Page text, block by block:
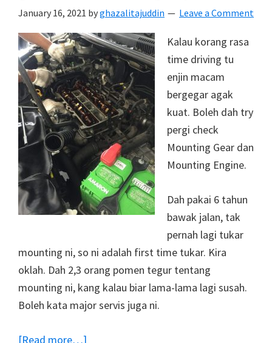
January 16, 2021 byghazalitajuddin Leave a Comment
Kalau korang rasa
time driving tu
enjin macam
bergegar agak
kuat. Boleh dah try
pergi check
Mounting Gear dan
Mounting Engine.
Dah pakai 6 tahun
bawak jalan, tak
pernah lagi tukar
mounting ni, so ni adalah first time tukar. Kira
oklah. Dah 2,3 orang pomen tegur tentang
mounting ni, kang kalau biar lama-lama lagi susah.
Boleh kata major servis juga ni.
[Read more…]